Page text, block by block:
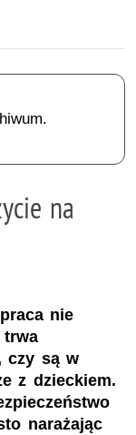
na
nie
trwa
czy są w
z dzieckiem.
narażając